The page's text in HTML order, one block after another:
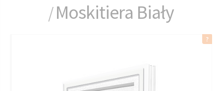
/Moskitiera Biały